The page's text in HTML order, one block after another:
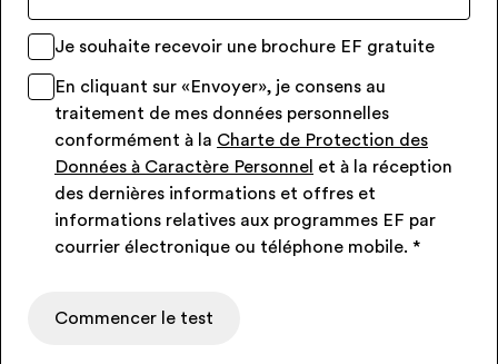
Je souhaite recevoir une brochure EF gratuite
En cliquant sur «Envoyer», je consens au
traitement de mes données personnelles
conformément à la Charte de Protection des
Données à Caractère Personnel et à la réception
des dernières informations et offres et
informations relatives aux programmes EF par
courrier électronique ou téléphone mobile. *
Commencer le test